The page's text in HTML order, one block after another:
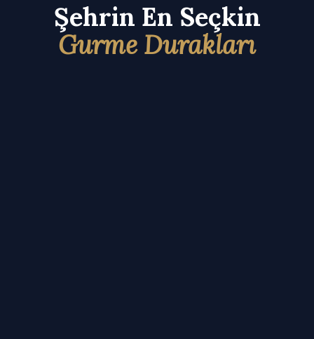
Şehrin En Seçkin
Gurme Durakları